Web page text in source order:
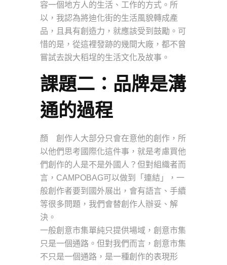
容一個地方人的生活、工作的方式。所
以，我認為將迪化街的生活風貌轉成產
品，且具有創造力，就應該受到鼓勵。可
惜的是，從這裡發跡的幾間大廠，都不曾
嘗試去說大稻埕的生活文化及故事。
課題二：品牌是溝
通的過程
顏 創作人大部分只會在意他的創作，所
以他們思考國際化這件事，就是考慮買他
們創作的人是不是外國人？但對組織者而
言，CAMPOBAG可以做到「連結」，一
般創作者要到國外展出，會有語言、手續
等很多問題，我們會替創作人辦妥、解
決。
一般創意市集單純只提供場域，創意市集
只是一個通路。但對我們而言，創意市集
不只是一個通路，是一種創作的表現形